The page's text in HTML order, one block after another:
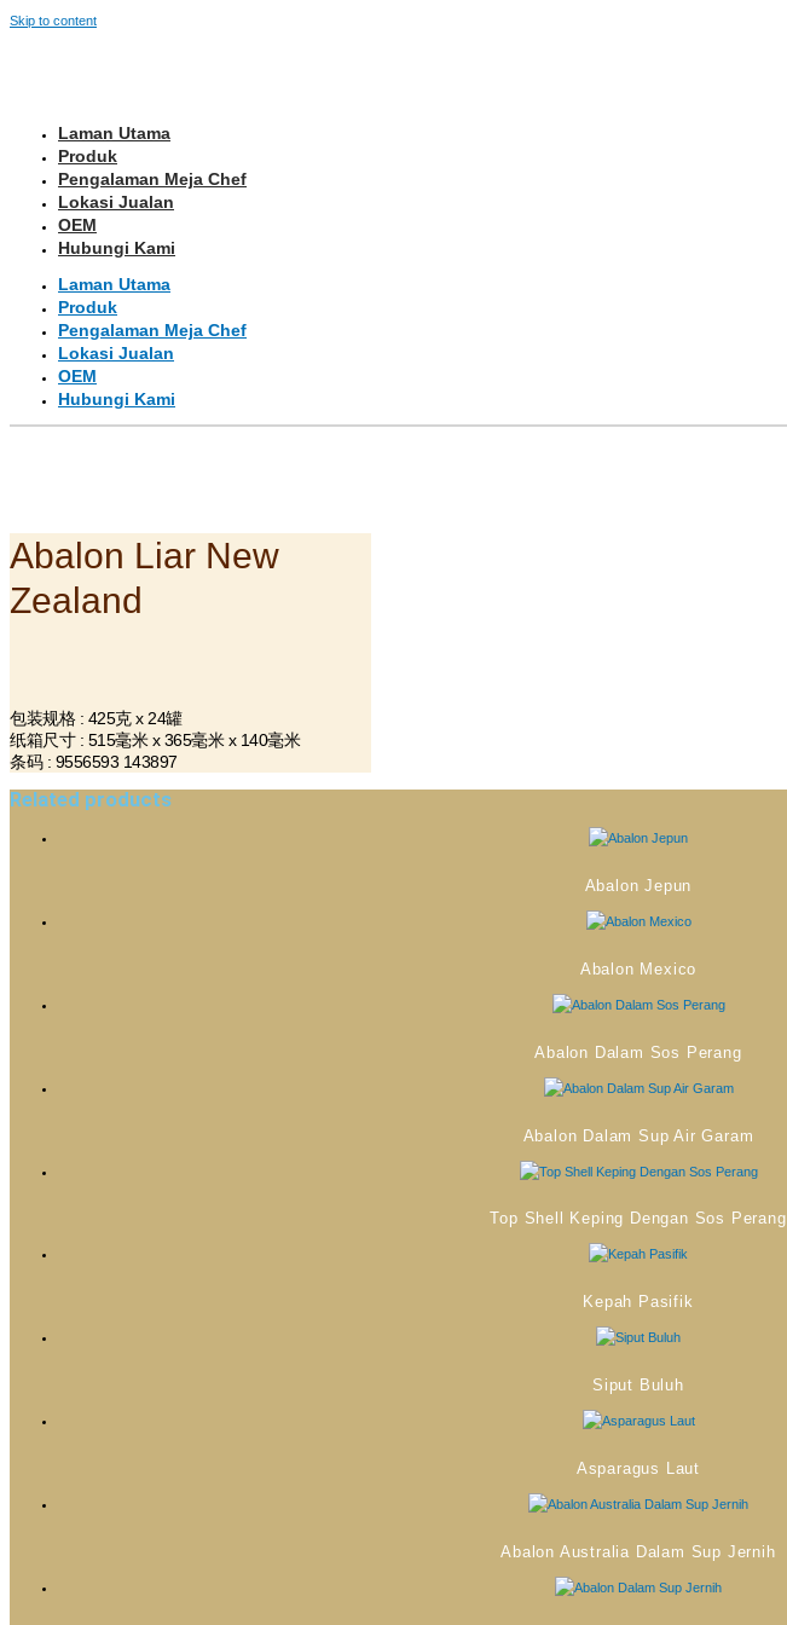
Skip to content
Laman Utama
Produk
Pengalaman Meja Chef
Lokasi Jualan
OEM
Hubungi Kami
Laman Utama
Produk
Pengalaman Meja Chef
Lokasi Jualan
OEM
Hubungi Kami
Abalon Liar New
Zealand
包装规格 : 425克 x 24罐
纸箱尺寸 : 515毫米 x 365毫米 x 140毫米
条码 : 9556593 143897
Related products
Abalon Jepun
Abalon Mexico
Abalon Dalam Sos Perang
Abalon Dalam Sup Air Garam
Top Shell Keping Dengan Sos Perang
Kepah Pasifik
Siput Buluh
Asparagus Laut
Abalon Australia Dalam Sup Jernih